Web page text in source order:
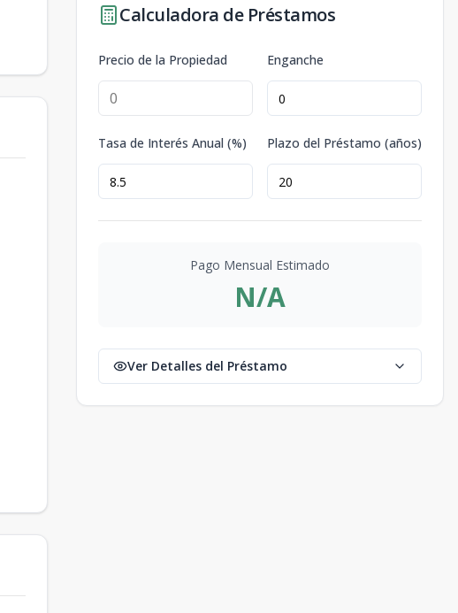
Calculadora de Préstamos
Precio de la Propiedad Enganche
Tasa de Interés Anual (%) Plazo del Préstamo (años)
Pago Mensual Estimado
N/A
Ver Detalles del Préstamo